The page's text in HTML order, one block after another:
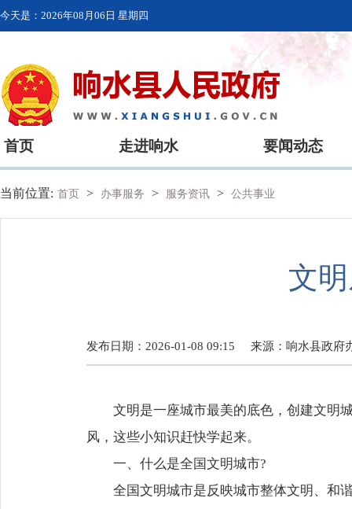
今天是： 2026年08月06日 星期四
首页 走进响水 要闻动态
当前位置: 首页 > 办事服务 > 服务资讯 > 公共事业
文
发布日期：2026-01-08 09:15 来源： 响水县政府
文明是一座城市最美的底色，创建文明
风，这些小知识赶快学起来。
一、什么是全国文明城市?
全国文明城市是反映城市整体文明、和